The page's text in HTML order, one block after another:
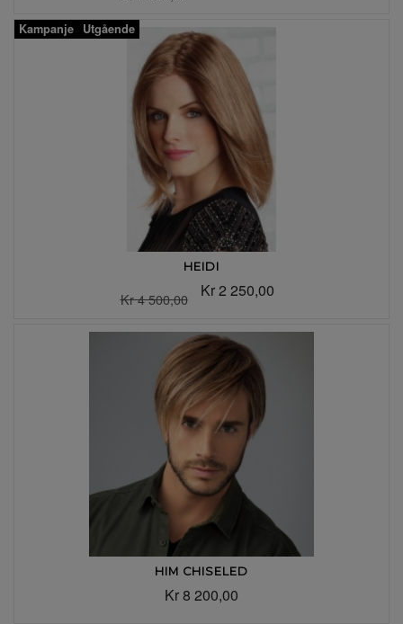
Kampanje Utgående
HEIDI
Kr 4 500,00 Kr 2 250,00
HIM CHISELED
Kr 8 200,00